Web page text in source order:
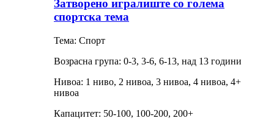
Затворено игралиште со голема
спортска тема
Тема: Спорт
Возрасна група: 0-3, 3-6, 6-13, над 13 години
Нивоа: 1 ниво, 2 нивоа, 3 нивоа, 4 нивоа, 4+
нивоа
Капацитет: 50-100, 100-200, 200+